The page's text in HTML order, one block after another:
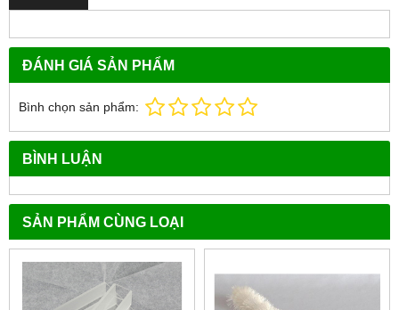
ĐÁNH GIÁ SẢN PHẨM
Bình chọn sản phẩm:
BÌNH LUẬN
SẢN PHẨM CÙNG LOẠI